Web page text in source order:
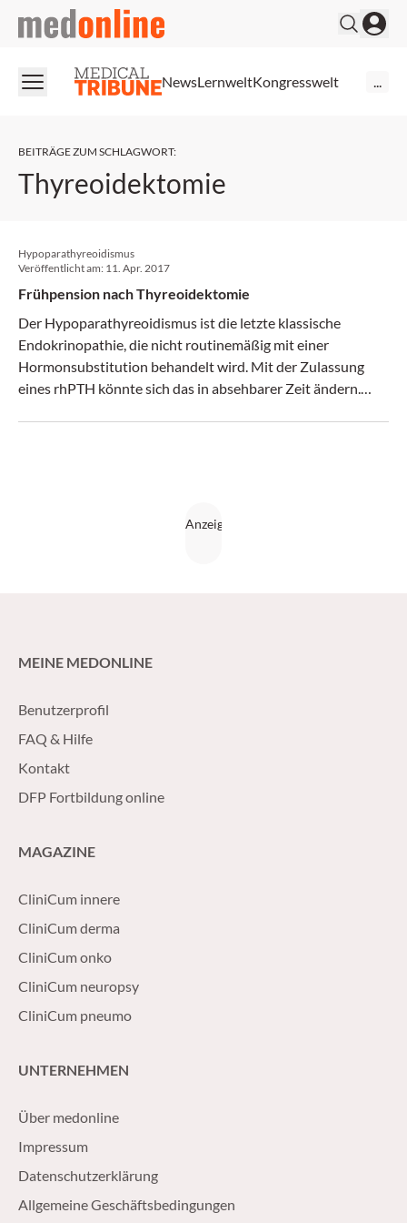
medonline
NewsLernweltKongresswelt
BEITRÄGE ZUM SCHLAGWORT:
Thyreoidektomie
Hypoparathyreoidismus
Veröffentlicht am: 11. Apr. 2017
Frühpension nach Thyreoidektomie
Der Hypoparathyreoidismus ist die letzte klassische
Endokrinopathie, die nicht ­routinemäßig mit einer
Hormonsubstitution behandelt wird. Mit der Zulassung
eines rhPTH könnte sich das in absehbarer Zeit ändern.
MEINE MEDONLINE
Benutzerprofil
FAQ & Hilfe
Kontakt
DFP Fortbildung online
MAGAZINE
CliniCum innere
CliniCum derma
CliniCum onko
CliniCum neuropsy
CliniCum pneumo
UNTERNEHMEN
Über medonline
Impressum
Datenschutzerklärung
Allgemeine Geschäftsbedingungen